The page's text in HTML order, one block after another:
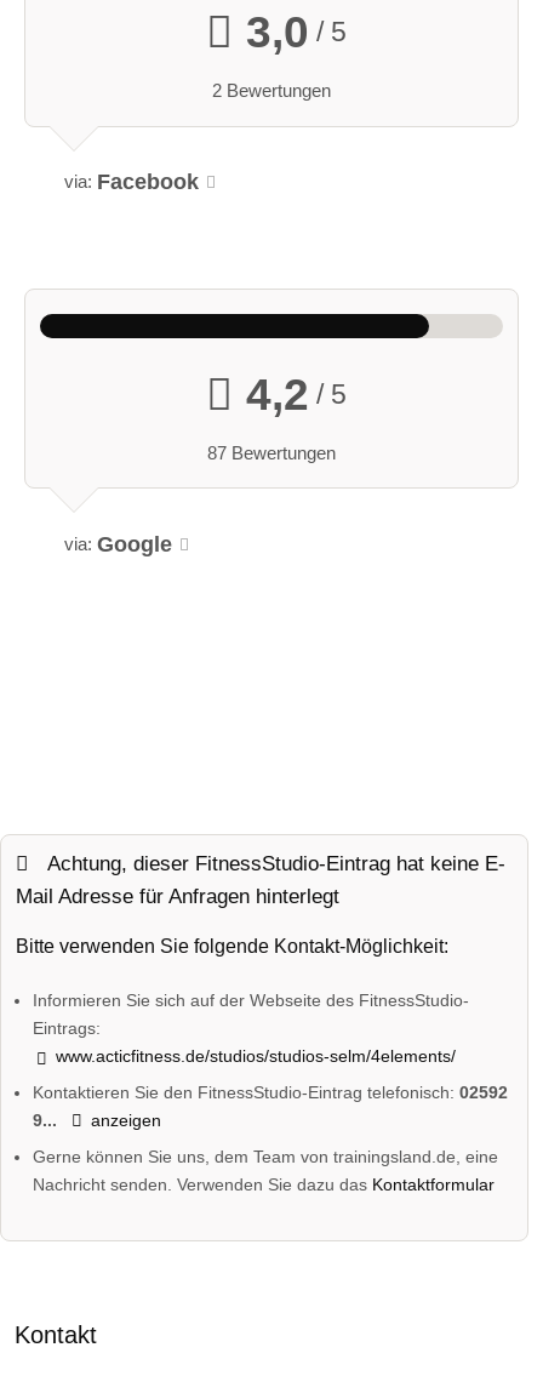
3,0 / 5
2 Bewertungen
via: Facebook
4,2 / 5
87 Bewertungen
via: Google
Achtung, dieser FitnessStudio-Eintrag hat keine E-
Mail Adresse für Anfragen hinterlegt
Bitte verwenden Sie folgende Kontakt-Möglichkeit:
Informieren Sie sich auf der Webseite des FitnessStudio-
Eintrags:
www.acticfitness.de/studios/studios-selm/4elements/
Kontaktieren Sie den FitnessStudio-Eintrag telefonisch:02592
9...
anzeigen
Gerne können Sie uns, dem Team von trainingsland.de, eine
Nachricht senden. Verwenden Sie dazu das Kontaktformular
Kontakt